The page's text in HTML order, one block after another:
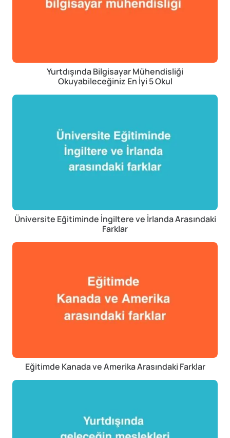
Yurtdışında Bilgisayar Mühendisliği
Okuyabileceğiniz En İyi 5 Okul
Üniversite Eğitiminde İngiltere ve İrlanda Arasındaki
Farklar
Eğitimde Kanada ve Amerika Arasındaki Farklar